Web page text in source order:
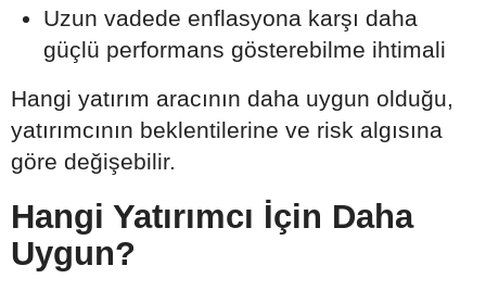
Uzun vadede enflasyona karşı daha
güçlü performans gösterebilme ihtimali
Hangi yatırım aracının daha uygun olduğu,
yatırımcının beklentilerine ve risk algısına
göre değişebilir.
Hangi Yatırımcı İçin Daha
Uygun?